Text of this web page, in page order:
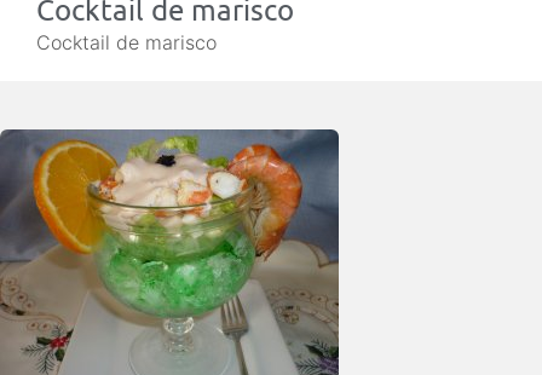
Cocktail de marisco
Cocktail de marisco